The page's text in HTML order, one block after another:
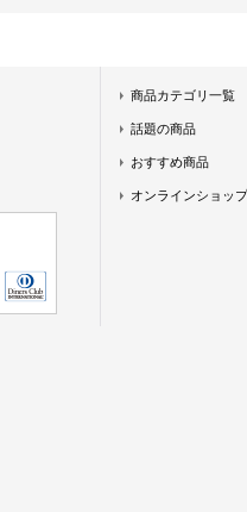
商品カテゴリ一覧
話題の商品
おすすめ商品
オンラインショッ